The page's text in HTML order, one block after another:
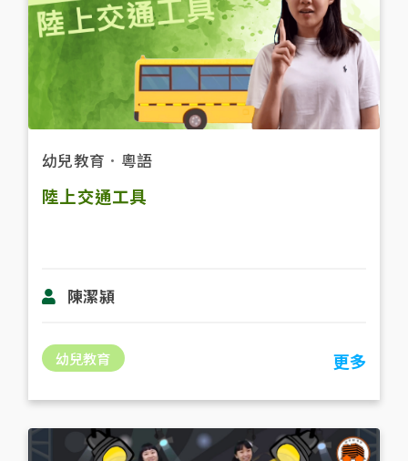
幼兒教育 ． 粵語
陸上交通工具
陳潔潁
幼兒教育 更多